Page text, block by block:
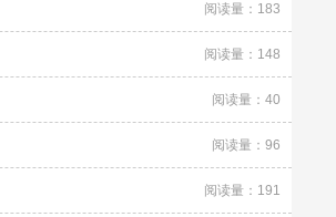
阅读量：183
阅读量：148
阅读量：40
阅读量：96
阅读量：191